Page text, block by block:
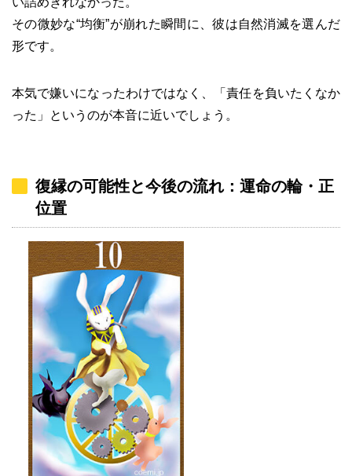
その微妙な“均衡”が崩れた瞬間に、彼は自然消滅を選んだ
形です。
本気で嫌いになったわけではなく、「責任を負いたくなか
った」というのが本音に近いでしょう。
復縁の可能性と今後の流れ：運命の輪・正
位置